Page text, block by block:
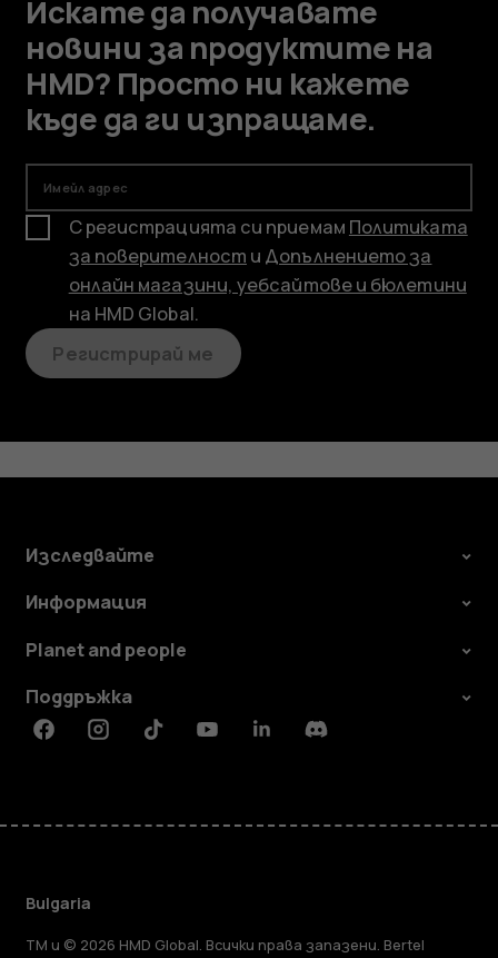
Искате да получавате
новини за продуктите на
HMD? Просто ни кажете
къде да ги изпращаме.
Имейл адрес
С регистрацията си приемам Политиката
за поверителност и Допълнението за
онлайн магазини, уебсайтове и бюлетини
на HMD Global.
Регистрирай ме
Изследвайте
Информация
Planet and people
Поддръжка
FacebookInstagramTiktokYoutubeLinkedinDiscord
Bulgaria
TM и © 2026 HMD Global. Всички права запазени. Bertel